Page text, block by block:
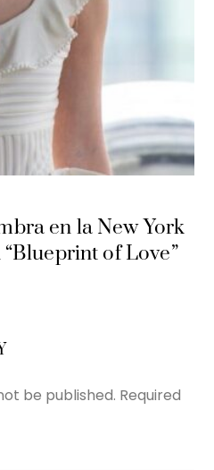
en la New York
of Love”
be published. Required